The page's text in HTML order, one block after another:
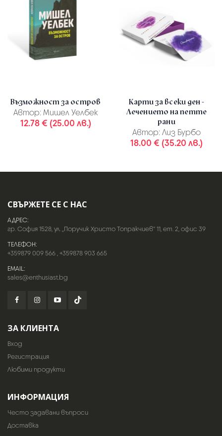
Възможност за остров
Автор: Мишел Уелбек
12.78 € (25.00 лв.)
Карти за всеки ден -
Лечението на петте
рани
Автор: Лиз Бурбо
18.00 € (35.20 лв.)
СВЪРЖЕТЕ СЕ С НАС
АДРЕС:
гр. София 1528, ул. „Поручик Христо Топракчиев“ 11, ет. 2, офис 39
ТЕЛЕФОН:
+359879 009 566,+359878 903 665
EMAIL:
sales@enthusiast.bg
ЗА КЛИЕНТА
Вход
Регистрация
Любими продукти
ИНФОРМАЦИЯ
Често задавани въпроси
Доставка